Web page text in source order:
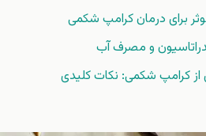
برای درمان کرامپ شکمی
و مصرف آب
از کرامپ شکمی: نکات کلیدی